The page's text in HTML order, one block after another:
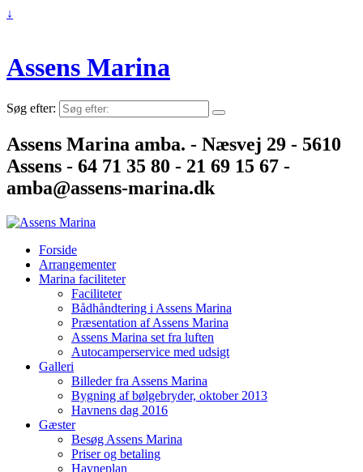
↓
Assens Marina
Søg efter:
Assens Marina amba. - Næsvej 29 - 5610
Assens - 64 71 35 80 - 21 69 15 67 -
amba@assens-marina.dk
Forside
Arrangementer
Marina faciliteter
Faciliteter
Bådhåndtering i Assens Marina
Præsentation af Assens Marina
Assens Marina set fra luften
Autocamperservice med udsigt
Galleri
Billeder fra Assens Marina
Bygning af bølgebryder, oktober 2013
Havnens dag 2016
Gæster
Besøg Assens Marina
Priser og betaling
Havneplan